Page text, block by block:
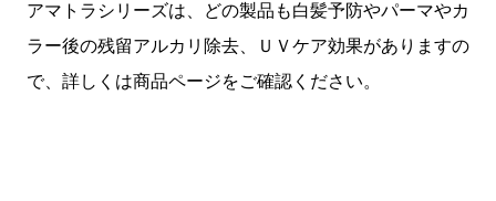
アマトラシリーズは、どの製品も白髪予防やパーマやカ
ラー後の残留アルカリ除去、ＵＶケア効果がありますの
で、詳しくは商品ページをご確認ください。